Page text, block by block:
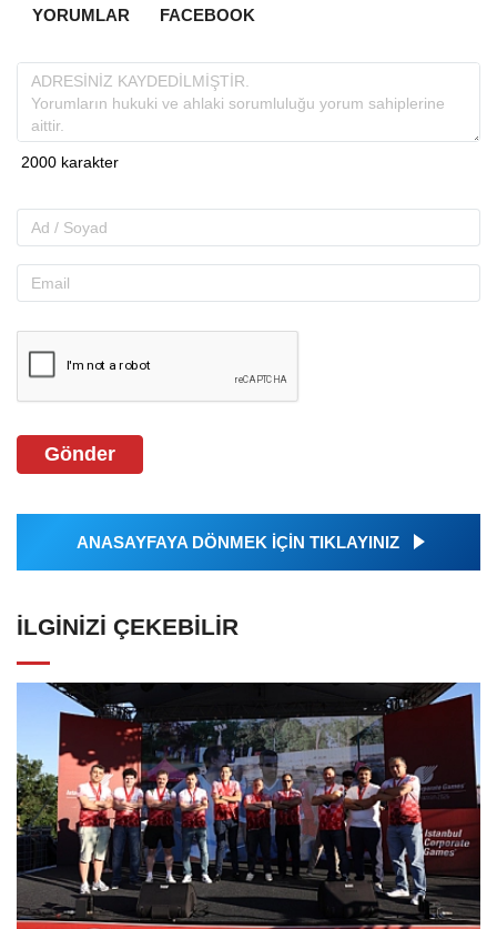
YORUMLAR FACEBOOK
Gönder
ANASAYFAYA DÖNMEK İÇİN TIKLAYINIZ
İLGINIZI ÇEKEBILIR